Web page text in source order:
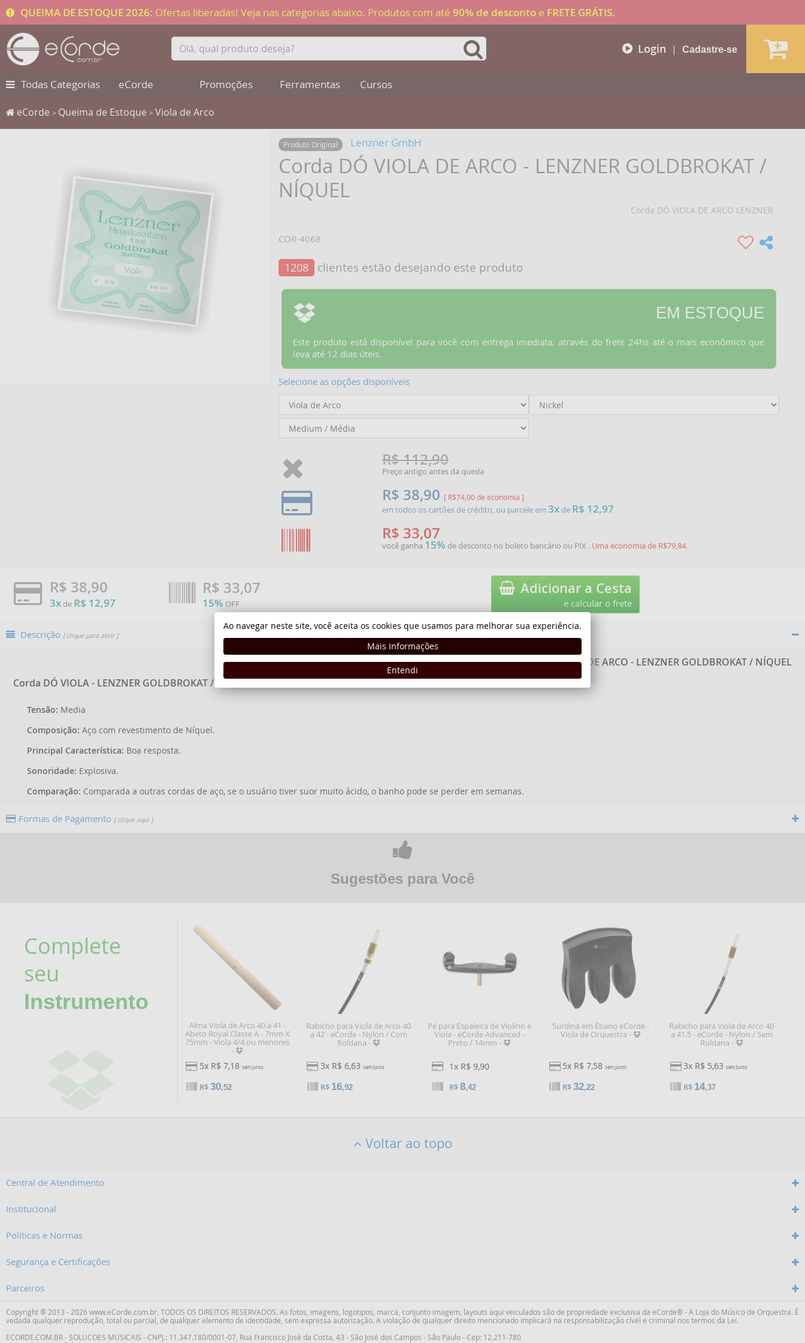
QUEIMA DE ESTOQUE 2026: Ofertas liberadas! Veja nas categorias abaixo. Produtos com até 90% de desconto e FRETE GRÁTIS.
Login | Cadastre-se
Todas Categorias eCorde Promoções Ferramentas Cursos
eCorde > Queima de Estoque > Viola de Arco
Produto Original Lenzner GmbH
Corda DÓ VIOLA DE ARCO - LENZNER GOLDBROKAT /
NÍQUEL
Corda DÓ VIOLA DE ARCO LENZNER
COR-4068
1208 clientes estão desejando este produto
EM ESTOQUE
Este produto está disponível para você com entrega imediata, através do frete 24hs até o mais econômico que
leva até 12 dias úteis.
Selecione as opções disponíveis
R$ 112,90
Preço antigo antes da queda
R$ 38,90 [ R$74,00 de economia ]
em todos os cartões de crédito, ou parcele em 3x de R$ 12,97
R$ 33,07
você ganha 15% de desconto no boleto bancário ou PIX . Uma economia de R$79,84.
R$ 38,90
3x de R$ 12,97
R$ 33,07
15% OFF
Adicionar a Cesta
e calcular o frete
Descrição [ clique para abrir ]
CORDA DÓ VIOLA DE ARCO - LENZNER GOLDBROKAT / NÍQUEL
Corda DÓ VIOLA - LENZNER GOLDBROKAT / NÍQUEL.
Tensão: Media
Composição: Aço com revestimento de Níquel.
Principal Característica: Boa resposta.
Sonoridade: Explosiva.
Comparação: Comparada a outras cordas de aço, se o usuário tiver suor muito ácido, o banho pode se perder em semanas.
Formas de Pagamento [ clique aqui ]
Sugestões para Você
Complete
seu
Instrumento
Alma Viola de Arco 40 a 41 -
Abeto Royal Classe A - 7mm X
75mm - Viola 4/4 ou menores
-
5x R$ 7,18 sem juros
R$30,52
Rabicho para Viola de Arco 40
a 42 - eCorde - Nylon / Com
Roldana -
3x R$ 6,63 sem Juros
R$ 16,92
Pé para Espaleira de Violino e
Viola - eCorde Advanced -
Preto / 14mm -
1x R$ 9,90
R$8,42
Surdina em Ébano eCorde -
Viola de Orquestra -
5x R$ 7,58sem juros
R$32,22
Rabicho para Viola de Arco 40
a 41.5 - eCorde - Nylon / Sem
Roldana -
3x R$ 5,63sem Juros
R$ 14,37
Voltar ao topo
Central de Atendimento
Institucional
Políticas e Normas
Segurança e Certificações
Parceiros
Copyright ® 2013 - 2026 www.eCorde.com.br, TODOS OS DIREITOS RESERVADOS. As fotos, imagens, logotipos, marca, conjunto imagem, layouts aqui veiculados são de propriedade exclusiva da eCorde® - A Loja do Músico de Orquestra. É
vedada qualquer reprodução, total ou parcial, de qualquer elemento de identidade, sem expressa autorização. A violação de qualquer direito mencionado implicará na responsabilização cível e criminal nos termos da Lei.
ECORDE.COM.BR - SOLUCOES MUSICAIS - CNPJ.: 11.347.180/0001-07, Rua Francisco José da Costa 43 - São José dos Campos - São Paulo- Cep: 12.211-780
Ao navegar neste site, você aceita os cookies que usamos para melhorar sua experiência.
Mais Informações
Entendi